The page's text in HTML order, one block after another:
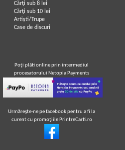
Cărţi sub 8 lei
Cărţi sub 10 lei
Artiști/Trupe
Case de discuri
Poţi plăti online prin intermediul
procesatorului Netopia Payments
Urmăreşte-ne pe facebook pentru a fi la
curent cu promoţiile PrintreCarti.ro